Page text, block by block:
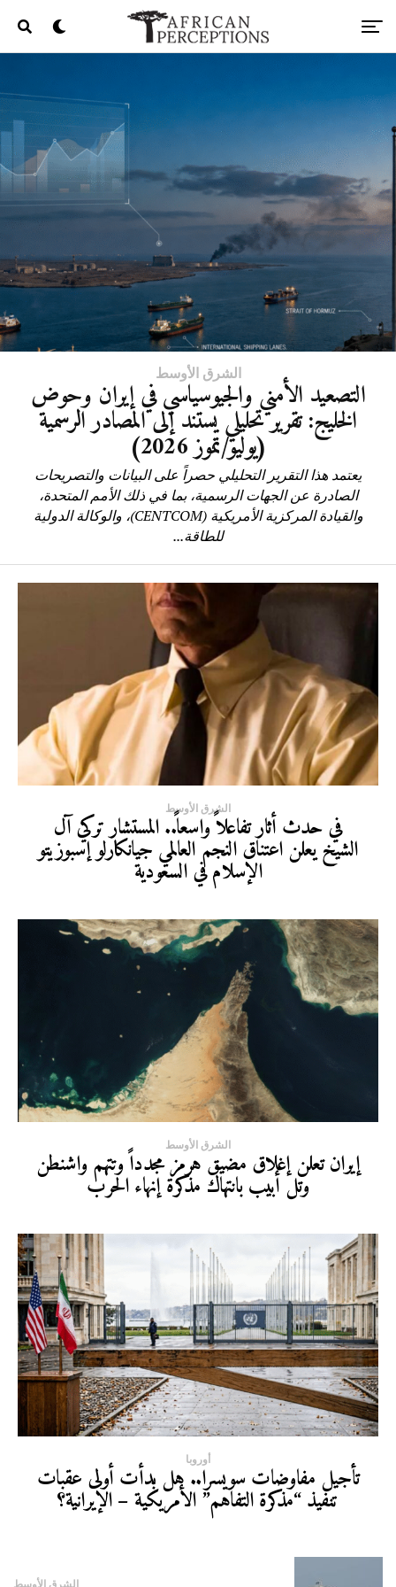
الشرق الأوسط
التصعيد الأمني والجيوسياسي في إيران وحوض
الخليج: تقرير تحليلي يستند إلى المصادر الرسمية
(يوليو/تموز 2026)
يعتمد هذا التقرير التحليلي حصراً على البيانات والتصريحات
الصادرة عن الجهات الرسمية، بما في ذلك الأمم المتحدة،
والقيادة المركزية الأمريكية (CENTCOM)، والوكالة الدولية
للطاقة...
الشرق الأوسط
في حدث أثار تفاعلاً واسعاً.. المستشار تركي آل
الشيخ يعلن اعتناق النجم العالمي جيانكارلو إسبوزيتو
الإسلام في السعودية
الشرق الأوسط
إيران تعلن إغلاق مضيق هرمز مجدداً وتتهم واشنطن
وتل أبيب بانتهاك مذكرة إنهاء الحرب
أوروبا
تأجيل مفاوضات سويسرا.. هل بدأت أولى عقبات
تنفيذ “مذكرة التفاهم” الأمريكية – الإيرانية؟
الشرق الأوسط